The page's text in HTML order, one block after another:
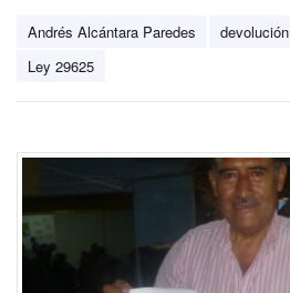
Andrés Alcántara Paredes devolución
Ley 29625